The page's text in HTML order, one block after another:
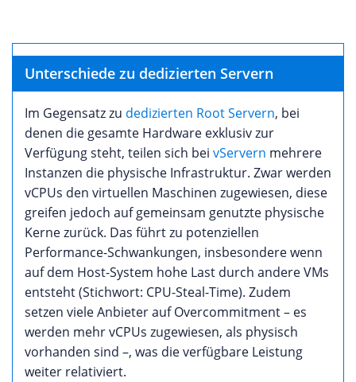
Unterschiede zu dedizierten Servern
Im Gegensatz zu dedizierten Root Servern, bei
denen die gesamte Hardware exklusiv zur
Verfügung steht, teilen sich bei vServern mehrere
Instanzen die physische Infrastruktur. Zwar werden
vCPUs den virtuellen Maschinen zugewiesen, diese
greifen jedoch auf gemeinsam genutzte physische
Kerne zurück. Das führt zu potenziellen
Performance-Schwankungen, insbesondere wenn
auf dem Host-System hohe Last durch andere VMs
entsteht (Stichwort: CPU-Steal-Time). Zudem
setzen viele Anbieter auf Overcommitment – es
werden mehr vCPUs zugewiesen, als physisch
vorhanden sind –, was die verfügbare Leistung
weiter relativiert.